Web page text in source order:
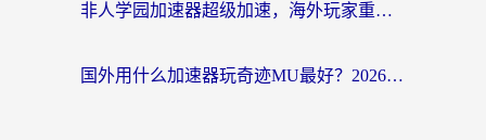
非人学园加速器超级加速，海外玩家重返国服的通行证
国外用什么加速器玩奇迹MU最好？2026海外玩家国服游戏加速全攻略